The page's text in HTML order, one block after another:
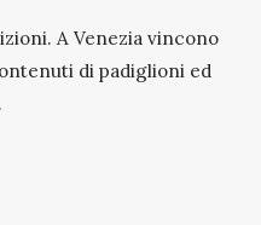
A Venezia vincono
di padiglioni ed